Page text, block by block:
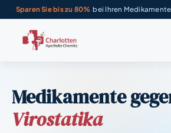
Sparen Sie bis zu 80% bei Ihren
Medikamente
Virostatika